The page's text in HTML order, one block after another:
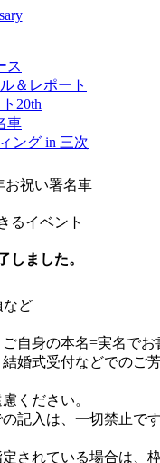
ス
＆レポート
20th
車
ング in 三次
しました。
自身の本名=実名でお
婚式受付などでのご
ください。
記入は、一切禁止で
されている場合は、